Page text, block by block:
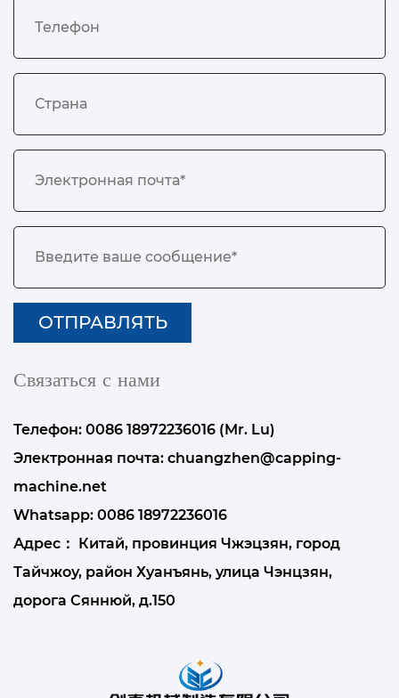
Связаться с нами
Телефон: 0086 18972236016 (Mr. Lu)
Электронная почта: chuangzhen@capping-
machine.net
Whatsapp: 0086 18972236016
Адрес： Китай, провинция Чжэцзян, город
Тайчжоу, район Хуанъянь, улица Чэнцзян,
дорога Сяннюй, д.150